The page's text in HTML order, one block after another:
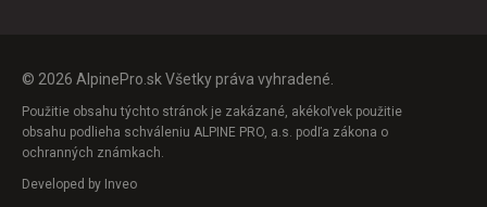
© 2026 AlpinePro.sk Všetky práva vyhradené.
Použitie obsahu týchto stránok je zakázané, akékoľvek použitie
obsahu podlieha schváleniu ALPINE PRO, a.s. podľa zákona o
ochranných známkach.
Developed by Inveo